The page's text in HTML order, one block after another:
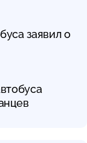
заявил о